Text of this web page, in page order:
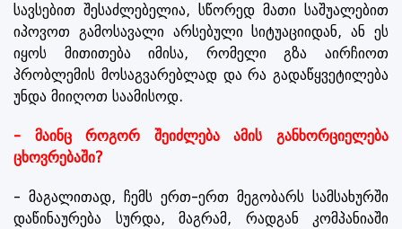
სავსებით შესაძლებელია, სწორედ მათი საშუალებით
იპოვოთ გამოსავალი არსებული სიტუაციიდან, ან ეს
იყოს მითითება იმისა, რომელი გზა აირჩიოთ
პრობლემის მოსაგვარებლად და რა გადაწყვეტილება
უნდა მიიღოთ საამისოდ.
- მაინც როგორ შეიძლება ამის განხორციელება
ცხოვრებაში?
- მაგალითად, ჩემს ერთ-ერთ მეგობარს სამსახურში
დაწინაურება სურდა, მაგრამ, რადგან კომპანიაში